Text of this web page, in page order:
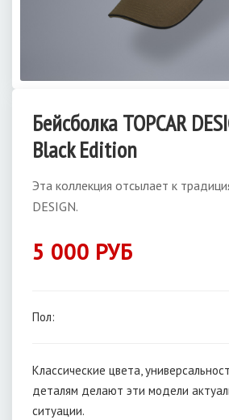
Бейсболка TOPCAR
Black Edition
Эта коллекция отсылает к
DESIGN.
5 000 РУБ
Пол:
Классические цвета,
деталям делают эти модели
ситуации.